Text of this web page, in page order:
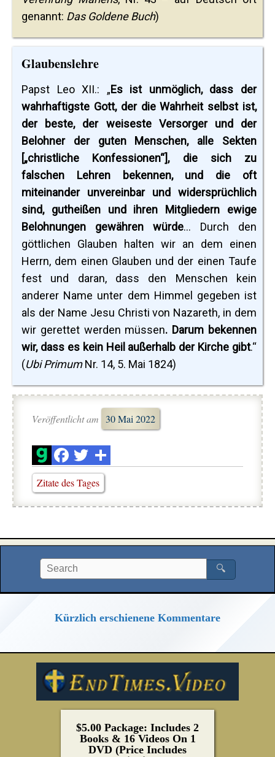
genannt: Das Goldene Buch)
Glaubenslehre
Papst Leo XII.: „Es ist unmöglich, dass der
wahrhaftigste Gott, der die Wahrheit selbst ist,
der beste, der weiseste Versorger und der
Belohner der guten Menschen, alle Sekten
[„christliche Konfessionen“], die sich zu
falschen Lehren bekennen, und die oft
miteinander unvereinbar und widersprüchlich
sind, gutheißen und ihren Mitgliedern ewige
Belohnungen gewähren würde... Durch den
göttlichen Glauben halten wir an dem einen
Herrn, dem einen Glauben und der einen Taufe
fest und daran, dass den Menschen kein
anderer Name unter dem Himmel gegeben ist
als der Name Jesu Christi von Nazareth, in dem
wir gerettet werden müssen. Darum bekennen
wir, dass es kein Heil außerhalb der Kirche gibt.“
(Ubi PrimumNr. 14, 5. Mai 1824)
Veröffentlicht am 30 Mai 2022
Zitate des Tages
🔍
Kürzlich erschienene Kommentare
$5.00 Package: Includes 2
Books & 16 Videos On 1
DVD (Price Includes